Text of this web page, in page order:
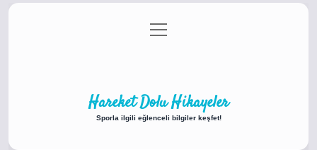
Gizlilik Politikası
menüyü
aç
Hareket Dolu Hikayeler
Sporla ilgili eğlenceli bilgiler keşfet!